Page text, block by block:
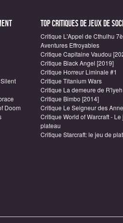
Doom
Top critiques de Jeux de
Critique L'Appel de Cthulhu
Aventures Effroyables
Critique Capitaine Vaudou
Critique Black Angel [2019]
Critique Horreur Liminale #1
Critique Titanium Wars
Critique La demeure de R'lyeh
Critique Bimbo [2014]
Critique Le Seigneur des
Critique World of Warcraft - Le
plateau
Critique Starcraft: le jeu de